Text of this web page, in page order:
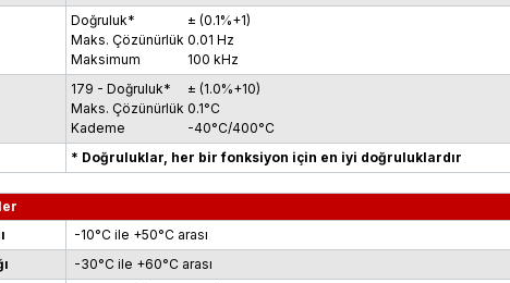
Doğruluk*
± (0.1%+1)
Maks. Çözünürlük 0.01 Hz
Maksimum
100 kHz
179 - Doğruluk*
± (1.0%+10)
Maks. Çözünürlük 0.1°C
Kademe
-40°C/400°C
* Doğruluklar, her bir fonksiyon için en iyi doğruluklardır
-10°C ile +50°C arası
-30°C ile +60°C arası